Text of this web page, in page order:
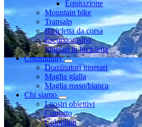
Equitazione
Mountain bike
Transalp
Bicicletta da corsa
Escursionismo
Itinerari in bicicletta
Community
Dominatori itinerari
Maglia gialla
Maglia rosso/bianca
Chi siamo
I nostri obiettivi
Contatto
Colophon